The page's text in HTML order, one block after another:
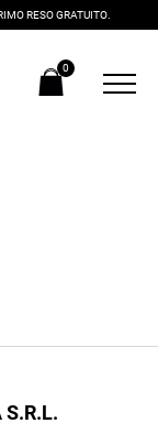
RESO GRATUITO.
0
S.R.L.
20% su tutti i